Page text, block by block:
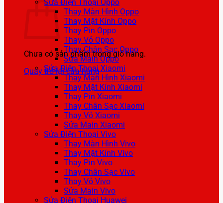
Chưa có sản phẩm trong giỏ hàng.
Quay trở lại cửa hàng
Sửa Điện Thoại Oppo
Thay Màn Hình Oppo
Thay Mặt Kính Oppo
Thay Pin Oppo
Thay Vỏ Oppo
Thay Chân Sạc Oppo
Sửa Main Oppo
Sửa Điện Thoại Xiaomi
Thay Màn Hình Xiaomi
Thay Mặt Kính Xiaomi
Thay Pin Xiaomi
Thay Chân Sạc Xiaomi
Thay Vỏ Xiaomi
Sửa Main Xiaomi
Sửa Điện Thoại Vivo
Thay Màn Hình Vivo
Thay Mặt Kính Vivo
Thay Pin Vivo
Thay Chân Sạc Vivo
Thay Vỏ Vivo
Sửa Main Vivo
Sửa Điện Thoại Huawei